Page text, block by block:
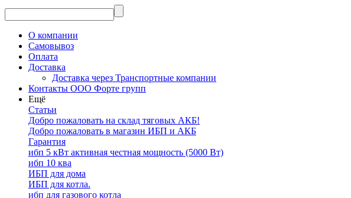
О компании
Самовывоз
Оплата
Доставка
Доставка через Транспортные компании
Контакты ООО Форте групп
Ещё
Статьи
Добро пожаловать на склад тяговых АКБ!
Добро пожаловать в магазин ИБП и АКБ
Гарантия
ибп 5 кВт активная честная мощность (5000 Вт)
ибп 10 ква
ИБП для дома
ИБП для котла.
ибп для газового котла